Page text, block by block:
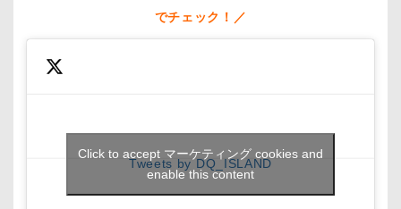
でチェック！／
Tweets by DQ_ISLAND
Click to accept マーケティング cookies and
enable this content